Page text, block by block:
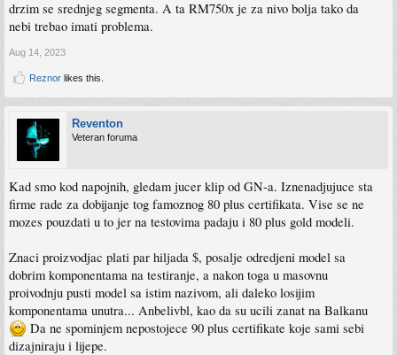
drzim se srednjeg segmenta. A ta RM750x je za nivo bolja tako da
nebi trebao imati problema.
Aug 14, 2023
Reznor likes this.
Reventon
Veteran foruma
Kad smo kod napojnih, gledam jucer klip od GN-a. Iznenadjujuce sta
firme rade za dobijanje tog famoznog 80 plus certifikata. Vise se ne
mozes pouzdati u to jer na testovima padaju i 80 plus gold modeli.
Znaci proizvodjac plati par hiljada $, posalje odredjeni model sa
dobrim komponentama na testiranje, a nakon toga u masovnu
proivodnju pusti model sa istim nazivom, ali daleko losijim
komponentama unutra... Anbelivbl, kao da su ucili zanat na Balkanu
Da ne spominjem nepostojece 90 plus certifikate koje sami sebi
dizajniraju i lijepe.